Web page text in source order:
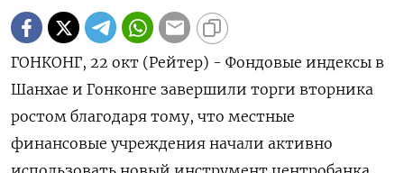
ГОНКОНГ, 22 окт (Рейтер) - Фондовые индексы в
Шанхае и Гонконге завершили торги вторника
ростом благодаря тому, что местные
финансовые учреждения начали активно